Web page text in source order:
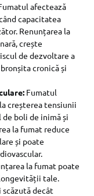
afectează
capacitatea
Renunțarea la
crește
de dezvoltare a
cronică și
Fumatul
creșterea tensiunii
boli de inimă și
la fumat reduce
și poate
la fumat poate
tale.
scăzută decât